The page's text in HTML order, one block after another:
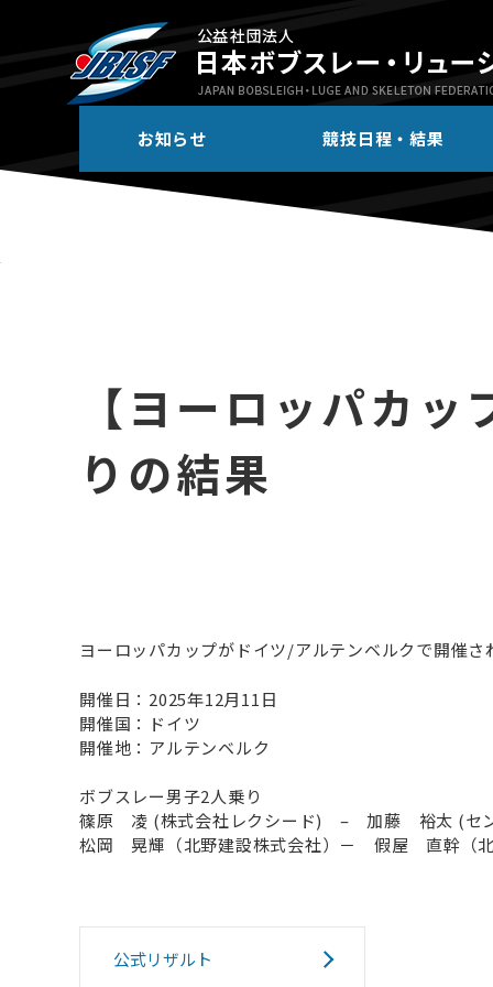
お知らせ 競技日程・結果
【ヨーロッパカ
りの結果
ヨーロッパカップがドイツ/アルテンベルクで開催
開催日：2025年12月11日
開催国：ドイツ
開催地：アルテンベルク
ボブスレー男子2人乗り
篠原 凌 (株式会社レクシード) – 加藤 裕太 (セン
松岡 晃輝（北野建設株式会社）－ 假屋 直幹（北
公式リザルト